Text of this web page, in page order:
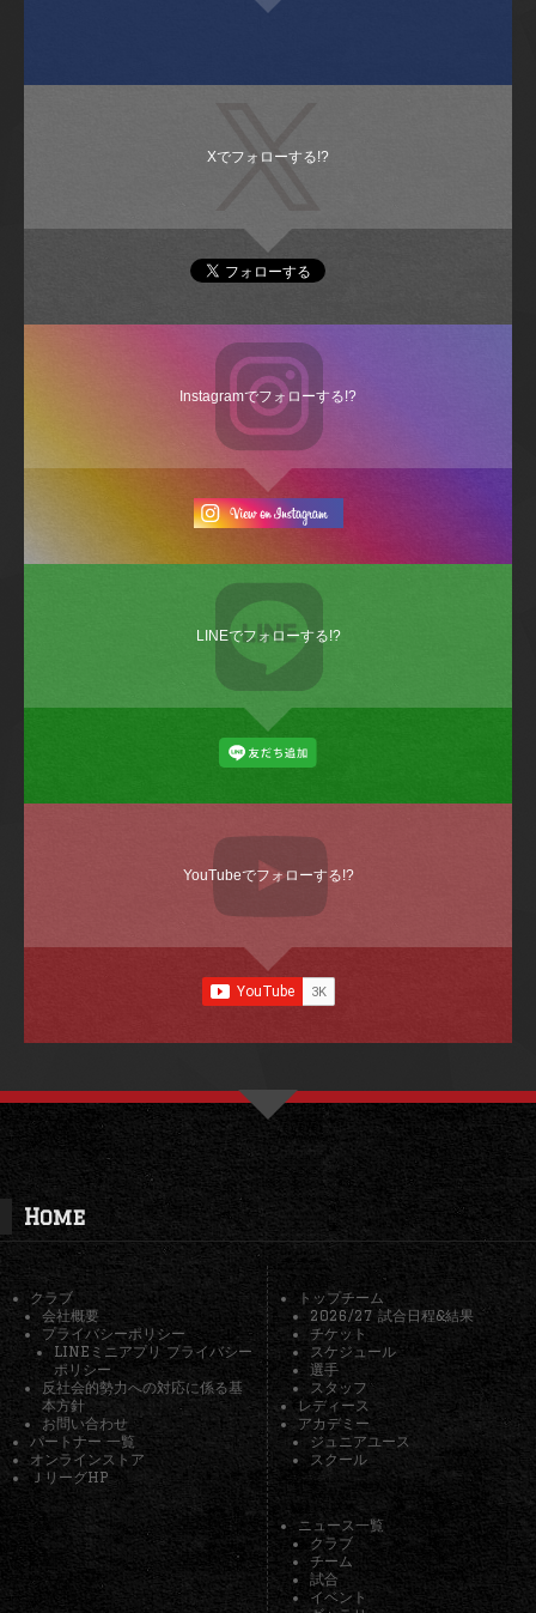
Xでフォローする!?
Instagramでフォローする!?
LINEでフォローする!?
YouTubeでフォローする!?
Home
クラブ
会社概要
プライバシーポリシー
LINEミニアプリ プライバシー
ポリシー
反社会的勢力への対応に係る基
本方針
お問い合わせ
パートナー 一覧
オンラインストア
ＪリーグHP
トップチーム
2026/27 試合日程&結果
チケット
スケジュール
選手
スタッフ
レディース
アカデミー
ジュニアユース
スクール
ニュース一覧
クラブ
チーム
試合
イベント